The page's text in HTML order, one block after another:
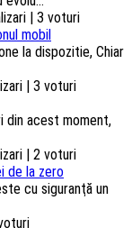
| 3 voturi
mobil
la dispozitie, Chiar
| 3 voturi
din acest moment,
| 2 voturi
de la zero
cu siguranţă un